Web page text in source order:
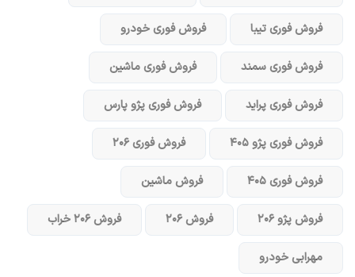
فروش فوری تیبا فروش فوری خودرو
فروش فوری سمند فروش فوری ماشین
فروش فوری پراید فروش فوری پژو پارس
فروش فوری پژو ۴۰۵ فروش فوری ۲۰۶
فروش فوری ۴۰۵ فروش ماشین
فروش پژو ۲۰۶ فروش ۲۰۶ فروش ۲۰۶ خراب
مهرابی خودرو